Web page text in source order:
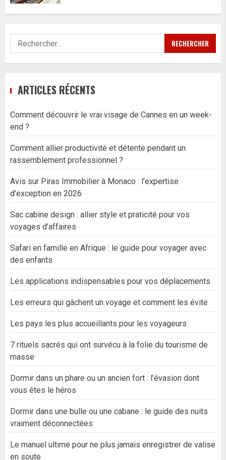
Rechercher :
ARTICLES RÉCENTS
Comment découvrir le vrai visage de Cannes en un week-
end ?
Comment allier productivité et détente pendant un
rassemblement professionnel ?
Avis sur Piras Immobilier à Monaco : l’expertise
d’exception en 2026
Sac cabine design : allier style et praticité pour vos
voyages d’affaires
Safari en famille en Afrique : le guide pour voyager avec
des enfants
Les applications indispensables pour vos déplacements
Les erreurs qui gâchent un voyage et comment les évite
Les pays les plus accueillants pour les voyageurs
7 rituels sacrés qui ont survécu à la folie du tourisme de
masse
Dormir dans un phare ou un ancien fort : l’évasion dont
vous êtes le héros
Dormir dans une bulle ou une cabane : le guide des nuits
vraiment déconnectées
Le manuel ultime pour ne plus jamais enregistrer de valise
en soute